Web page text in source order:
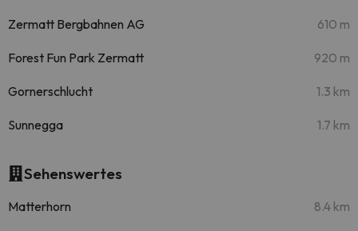
Zermatt Bergbahnen AG 610 m
Forest Fun Park Zermatt 920 m
Gornerschlucht 1.3 km
Sunnegga 1.7 km
Sehenswertes
Matterhorn 8.4 km